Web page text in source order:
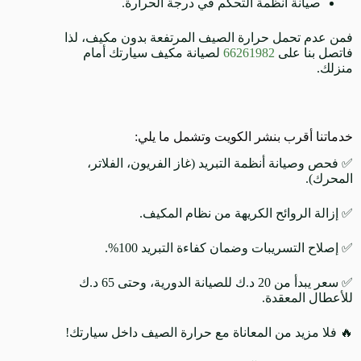
فمن عدم تحمل حرارة الصيف المرتفعة بدون مكيف، لذا
فاتصل بنا على 66261982 لصيانة مكيف سيارتك أمام
منزلك.
خدماتنا أقرب بنشر الكويت وتشمل ما يلي:
✅ فحص وصيانة أنظمة التبريد (غاز الفريون، الفلاتر،
المحرك).
✅ إزالة الروائح الكريهة من نظام المكيف.
✅ إصلاح التسريبات وضمان كفاءة التبريد 100%.
✅ سعر يبدأ من 20 د.ك للصيانة الدورية، وحتى 65 د.ك
للأعطال المعقدة.
🔥 فلا مزيد من المعاناة مع حرارة الصيف داخل سيارتك!